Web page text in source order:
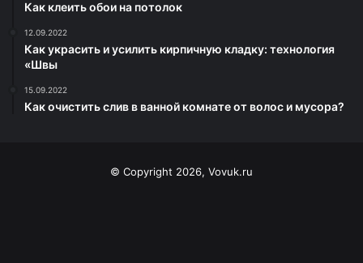
Как клеить обои на потолок
12.09.2022
Как украсить и усилить кирпичную кладку: технология
«Швы
15.09.2022
Как очистить слив в ванной комнате от волос и мусора?
© Copyright 2026, Vovuk.ru